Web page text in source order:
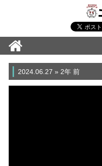
2024.06.27 » 2年 前